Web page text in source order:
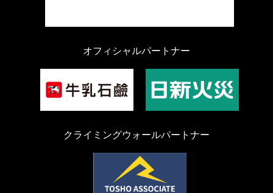
オフィシャルパートナー
クライミングウォールパートナー